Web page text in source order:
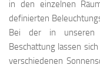
in den einzelnen
definierten
Bei der in unseren
Beschattung lassen
verschiedenen